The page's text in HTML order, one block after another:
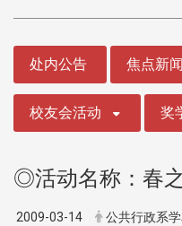
处内公告 焦点新闻
校友会活动 奖
◎活动名称：春
2009-03-14 公共行政系